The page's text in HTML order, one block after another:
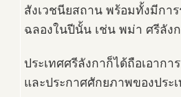
สังเวชนียสถาน พร้อมทั้งมีกา
ฉลองในปีนั้น เช่น พม่า ศรีลัง
ประเทศศรีลังกาก็ได้ถือเอาก
และประกาศศักยภาพของประ